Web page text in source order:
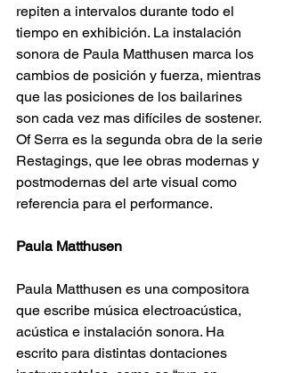
repiten a intervalos durante todo el
tiempo en exhibición. La instalación
sonora de Paula Matthusen marca los
cambios de posición y fuerza, mientras
que las posiciones de los bailarines
son cada vez mas difíciles de sostener.
Of Serra es la segunda obra de la serie
Restagings, que lee obras modernas y
postmodernas del arte visual como
referencia para el performance.
Paula Matthusen
Paula Matthusen es una compositora
que escribe música electroacústica,
acústica e instalación sonora. Ha
escrito para distintas dontaciones